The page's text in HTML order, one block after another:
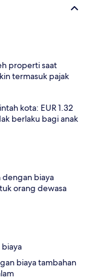
properti saat
termasuk pajak
kota: EUR 1.32
berlaku bagi anak
biaya
orang dewasa
biaya tambahan